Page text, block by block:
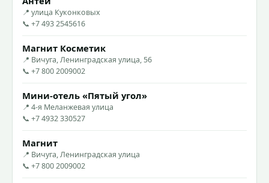
📍 улица Куконковых
📞 +7 493 2545616
Магнит Косметик
📍 Вичуга, Ленинградская улица, 56
📞 +7 800 2009002
Мини-отель «Пятый угол»
📍 4-я Меланжевая улица
📞 +7 4932 330527
Магнит
📍 Вичуга, Ленинградская улица
📞 +7 800 2009002